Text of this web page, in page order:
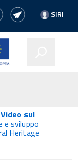
SIRI
Video sul
e sviluppo
Heritage